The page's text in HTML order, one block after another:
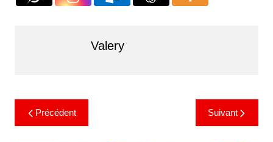
Valery
Précédent Suivant